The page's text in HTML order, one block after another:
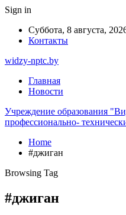
Sign in
Суббота, 8 августа,
Контакты
widzy-nptc.by
Главная
Новости
Учреждение образования
профессионально-
Home
#джиган
Browsing Tag
#джиган